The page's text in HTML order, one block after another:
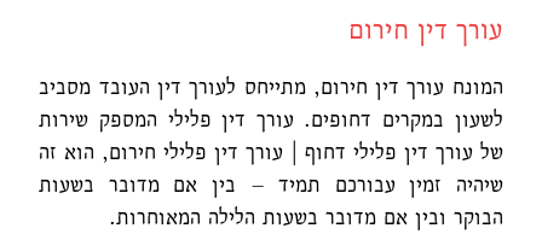
עורך דין חירום
המונח עורך דין חירום, מתייחס לעורך דין העובד מסביב
לשעון במקרים דחופים. עורך דין פלילי המספק שירות
של עורך דין פלילי דחוף | עורך דין פלילי חירום, הוא זה
שיהיה זמין עבורכם תמיד – בין אם מדובר בשעות
הבוקר ובין אם מדובר בשעות הלילה המאוחרות.